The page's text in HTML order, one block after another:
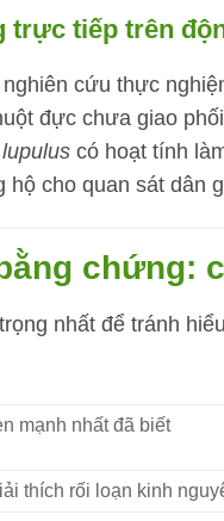
trực tiếp trên
cứu thực
đực chưa giao
có hoạt tính
hộ cho quan sát dân
chứng:
nhất để tránh
mạnh nhất đã biết
thích rối loạn kinh